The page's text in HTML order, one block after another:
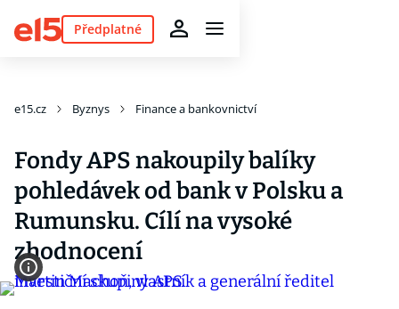
Předplatné
e15.cz Byznys Finance a bankovnictví
Fondy APS nakoupily balíky
pohledávek od bank v Polsku a
Rumunsku. Cílí na vysoké
zhodnocení